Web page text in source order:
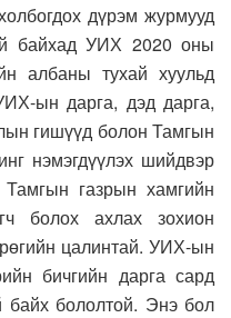
дүрэм журмууд
байхад УИХ 2020 оны
албаны тухай хуульд
ын дарга, дэд дарга,
гишүүд болон Тамгын
нэмэгдүүлэх шийдвэр
газрын хамгийн
болох ахлах зохион
цалинтай. УИХ-ын
бичгийн дарга сард
байх бололтой. Энэ бол